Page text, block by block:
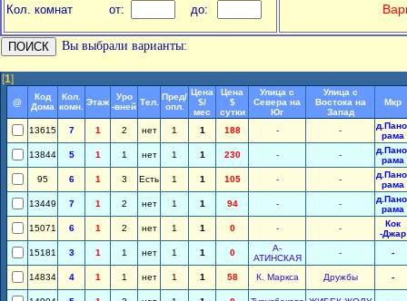
Кол. комнат от: до:
Вы выбрали варианты:
[1]
@
Код
Дома
Кол.
комн. Этаж
Уро
-вней Тел.
Пред/
опл.
Цена
$/
мес
Цена
$
сутки
Улица с
Севера на
Юг
Улица с
Востока на
Запад
Мкр
13615 7 1 2 нет 1 1 188 - -
рама
13844
5 1 1 нет 1 1 230 - -
рама
95
6 1 3 Есть 1 1 105 - -
рама
13449
7 1 2 нет 1 1 94 - -
рама
15071
6 1 2 нет 1 1 0 - -
Кок
-Джар
15181
3 1 1 нет 1 1 0
А-
АТИНСКАЯ
- -
14834 4 1 1 нет 1 1 58 К. Маркса Дружбы -